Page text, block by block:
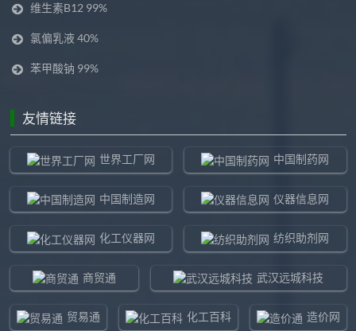
维生素B12 99%
氯偏乳液 40%
苯甲酸钠 99%
友情链接
世界工厂网 中国制药网
中国制造网 仪器信息网
化工仪器网 纺织助剂网
商贸通 武汉远城科技
贸易通 化工百科 造价网